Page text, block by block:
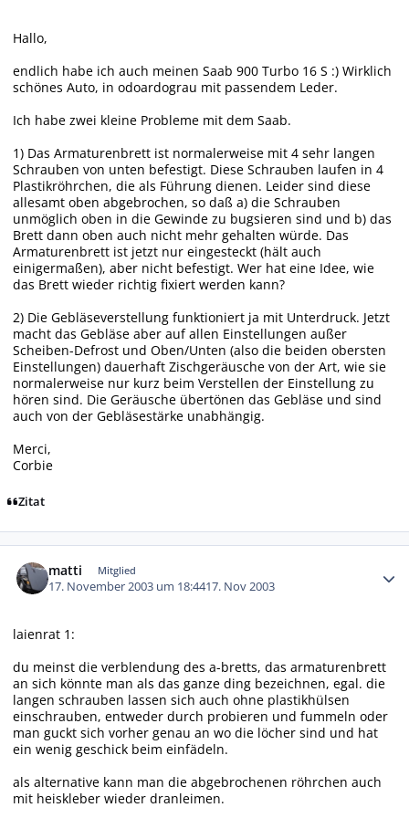
Hallo,
endlich habe ich auch meinen Saab 900 Turbo 16 S :) Wirklich
schönes Auto, in odoardograu mit passendem Leder.
Ich habe zwei kleine Probleme mit dem Saab.
1) Das Armaturenbrett ist normalerweise mit 4 sehr langen
Schrauben von unten befestigt. Diese Schrauben laufen in 4
Plastikröhrchen, die als Führung dienen. Leider sind diese
allesamt oben abgebrochen, so daß a) die Schrauben
unmöglich oben in die Gewinde zu bugsieren sind und b) das
Brett dann oben auch nicht mehr gehalten würde. Das
Armaturenbrett ist jetzt nur eingesteckt (hält auch
einigermaßen), aber nicht befestigt. Wer hat eine Idee, wie
das Brett wieder richtig fixiert werden kann?
2) Die Gebläseverstellung funktioniert ja mit Unterdruck. Jetzt
macht das Gebläse aber auf allen Einstellungen außer
Scheiben-Defrost und Oben/Unten (also die beiden obersten
Einstellungen) dauerhaft Zischgeräusche von der Art, wie sie
normalerweise nur kurz beim Verstellen der Einstellung zu
hören sind. Die Geräusche übertönen das Gebläse und sind
auch von der Gebläsestärke unabhängig.
Merci,
Corbie
Zitat
matti Mitglied
17. November 2003 um 18:4417. Nov 2003
laienrat 1:
du meinst die verblendung des a-bretts, das armaturenbrett
an sich könnte man als das ganze ding bezeichnen, egal. die
langen schrauben lassen sich auch ohne plastikhülsen
einschrauben, entweder durch probieren und fummeln oder
man guckt sich vorher genau an wo die löcher sind und hat
ein wenig geschick beim einfädeln.
als alternative kann man die abgebrochenen röhrchen auch
mit heiskleber wieder dranleimen.